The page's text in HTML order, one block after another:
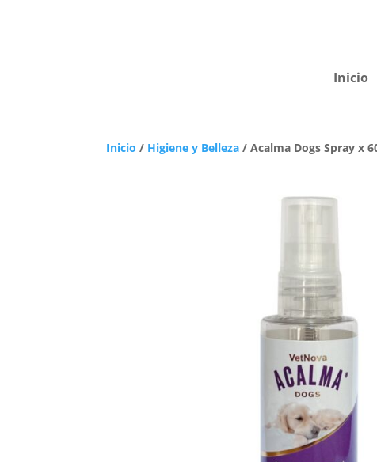
Inicio
Inicio / Higiene y Belleza / Acalma Dogs Spray x